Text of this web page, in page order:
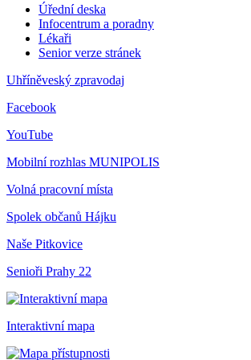
Úřední deska
Infocentrum a poradny
Lékaři
Senior verze stránek
Uhříněveský zpravodaj
Facebook
YouTube
Mobilní rozhlas MUNIPOLIS
Volná pracovní místa
Spolek občanů Hájku
Naše Pitkovice
Senioři Prahy 22
Interaktivní mapa